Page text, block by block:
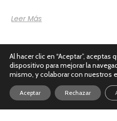
Leer Más
Al hacer clic en “Aceptar”, aceptas
dispositivo para mejorar la
mismo, y colaborar con nuestros
Aceptar Rechazar